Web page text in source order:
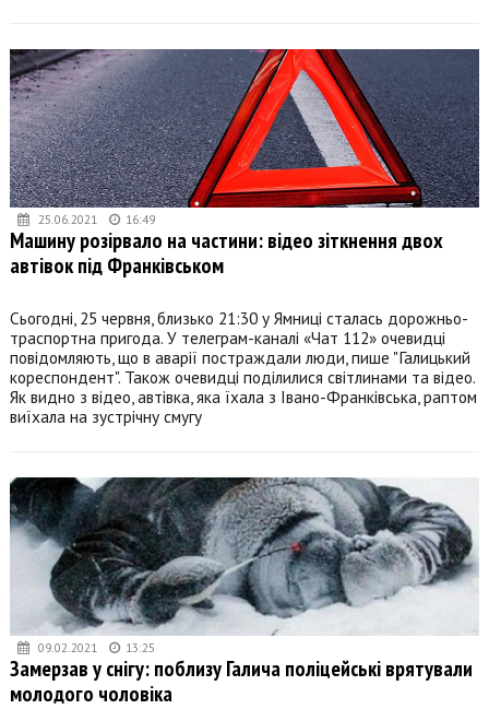
25.06.2021 16:49
Машину розірвало на частини: відео зіткнення двох
автівок під Франківськом
Сьогодні, 25 червня, близько 21:30 у Ямниці сталась дорожньо-
траспортна пригода. У телеграм-каналі «Чат 112» очевидці
повідомляють, що в аварії постраждали люди, пише "Галицький
кореспондент". Також очевидці поділилися світлинами та відео.
Як видно з відео, автівка, яка їхала з Івано-Франківська, раптом
виїхала на зустрічну смугу
09.02.2021 13:25
Замерзав у снігу: поблизу Галича поліцейські врятували
молодого чоловіка